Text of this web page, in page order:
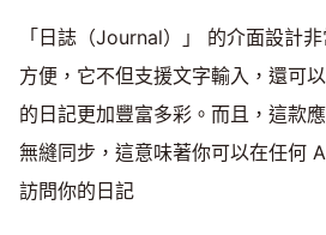
「日誌（Journal）」 的介面設計
方便，它不但支援文字輸入，還可
的日記更加豐富多彩。而且，這款
無縫同步，這意味著你可以在任何
訪問你的日記